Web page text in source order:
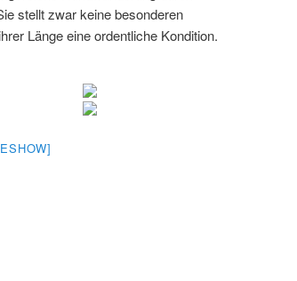
stellt zwar keine besonderen
Länge eine ordentliche Kondition.